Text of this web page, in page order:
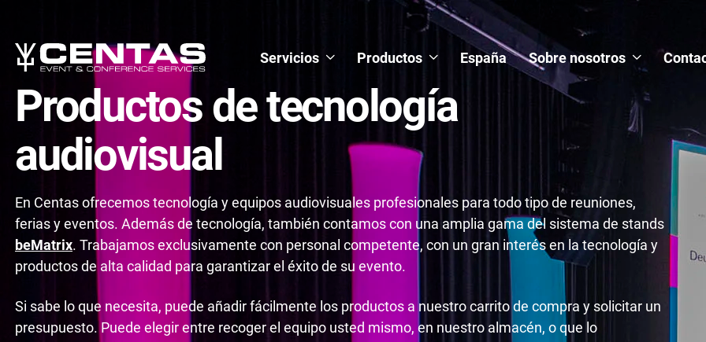
Servicios Productos España Sobre nosotros
Productos de tecnología
audiovisual
En Centas ofrecemos tecnología y equipos audiovisuales profesionales para todo tipo de reuniones,
ferias y eventos. Además de tecnología, también contamos con una amplia gama del sistema de stands
beMatrix. Trabajamos exclusivamente con personal competente, con un gran interés en la tecnología y
productos de alta calidad para garantizar el éxito de su evento.
Si sabe lo que necesita, puede añadir fácilmente los productos a nuestro carrito de compra y solicitar un
presupuesto. Puede elegir entre recoger el equipo usted mismo, en nuestro almacén, o que lo